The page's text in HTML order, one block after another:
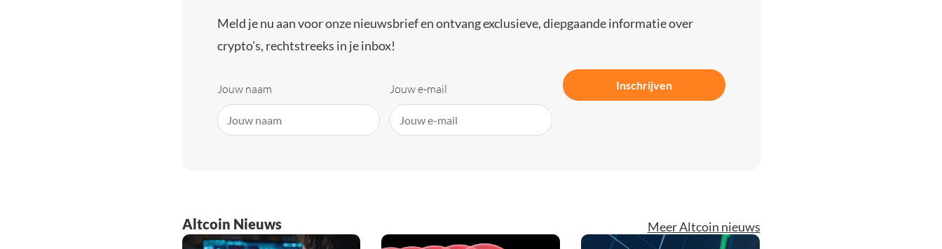
Meld je nu aan voor onze nieuwsbrief en ontvang exclusieve, diepgaande informatie over
crypto’s, rechtstreeks in je inbox!
Jouw naam Jouw e-mail Inschrijven
Altcoin Nieuws Meer Altcoin nieuws